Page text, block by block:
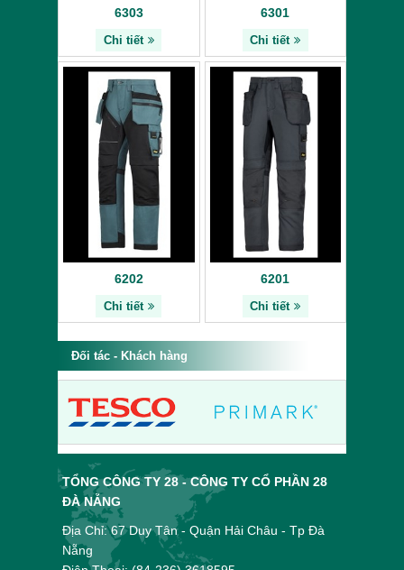
6303
Chi tiết
6301
Chi tiết
6202
Chi tiết
6201
Chi tiết
Đối tác - Khách hàng
TỔNG CÔNG TY 28 - CÔNG TY CỔ PHẦN 28
ĐÀ NẴNG
Địa Chỉ: 67 Duy Tân - Quận Hải Châu - Tp Đà
Nẵng